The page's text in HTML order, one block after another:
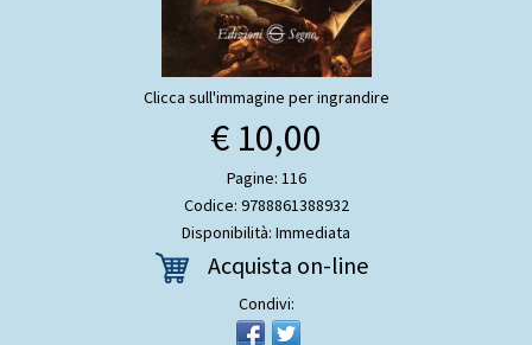
Clicca sull'immagine per ingrandire
€ 10,00
Pagine: 116
Codice: 9788861388932
Disponibilità: Immediata
Acquista on-line
Condivi: